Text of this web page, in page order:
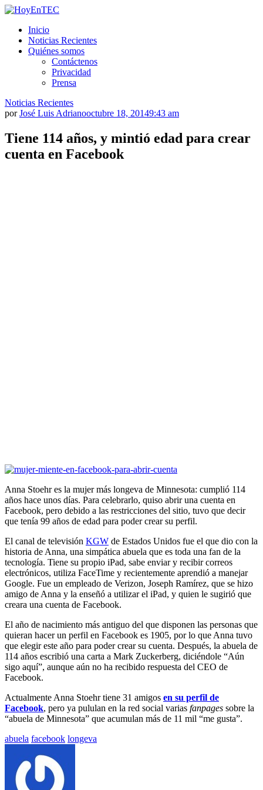
Saltar
contenido.
Inicio
Noticias Recientes
Quiénes somos
Contáctenos
Privacidad
Prensa
Noticias Recientes
porJosé Luis Adrianooctubre 18, 20149:43 am
Tiene 114 años, y mintió edad para crear
cuenta en Facebook
Anna Stoehr es la mujer más longeva de Minnesota: cumplió 114
años hace unos días. Para celebrarlo, quiso abrir una cuenta en
Facebook, pero debido a las restricciones del sitio, tuvo que decir
que tenía 99 años de edad para poder crear su perfil.
El canal de televisión KGW de Estados Unidos fue el que dio con la
historia de Anna, una simpática abuela que es toda una fan de la
tecnología. Tiene su propio iPad, sabe enviar y recibir correos
electrónicos, utiliza FaceTime y recientemente aprendió a manejar
Google. Fue un empleado de Verizon, Joseph Ramírez, que se hizo
amigo de Anna y la enseñó a utilizar el iPad, y quien le sugirió que
creara una cuenta de Facebook.
El año de nacimiento más antiguo del que disponen las personas que
quieran hacer un perfil en Facebook es 1905, por lo que Anna tuvo
que elegir este año para poder crear su cuenta. Después, la abuela de
114 años escribió una carta a Mark Zuckerberg, diciéndole “Aún
sigo aquí”, aunque aún no ha recibido respuesta del CEO de
Facebook.
Actualmente Anna Stoehr tiene 31 amigos en su perfil de
Facebook, pero ya pululan en la red social varias fanpages sobre la
“abuela de Minnesota” que acumulan más de 11 mil “me gusta”.
Etiquetado
abuela facebook longeva